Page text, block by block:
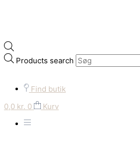
Products search
Find butik
0,0 kr. 0 Kurv